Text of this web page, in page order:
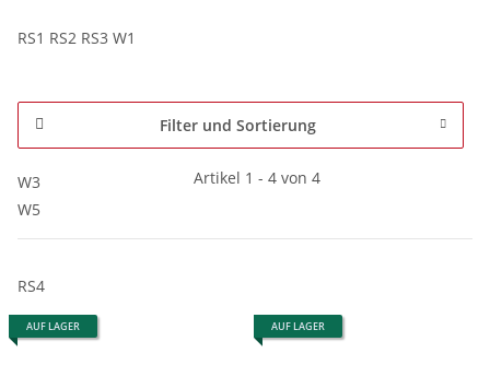
RS1 RS2 RS3 W1
Filter und Sortierung
W3
Artikel 1 - 4 von 4
W5
RS4
AUF LAGER AUF LAGER